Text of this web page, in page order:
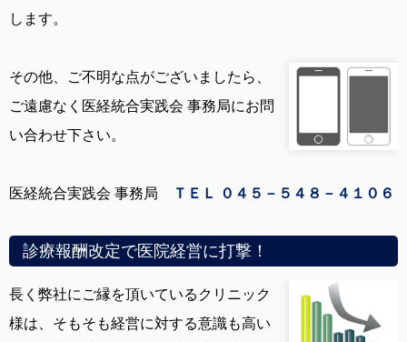
します。
その他、ご不明な点がございましたら、
ご遠慮なく医経統合実践会 事務局にお問
い合わせ下さい。
医経統合実践会 事務局 ＴＥＬ ０４５－５４８－４１０６
診療報酬改定で医院経営に打撃！
長く弊社にご縁を頂いているクリニック
様は、そもそも経営に対する意識も高い